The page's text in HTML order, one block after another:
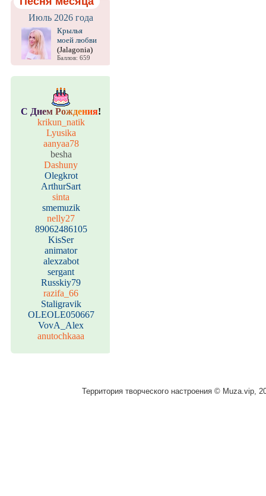
Июль 2026 года
Крылья
моей любви
(Jalagonia)
Баллов: 659
С Днем Рождения!
krikun_natik
Lyusika
aanyaa78
besha
Dashuny
Olegkrot
ArthurSart
sinta
smemuzik
nelly27
89062486105
KisSer
animator
alexzabot
sergant
Russkiy79
razifa_66
Staligravik
OLEOLE050667
VovA_Alex
anutochkaaa
Территория творческого настроения © Muza.vip,